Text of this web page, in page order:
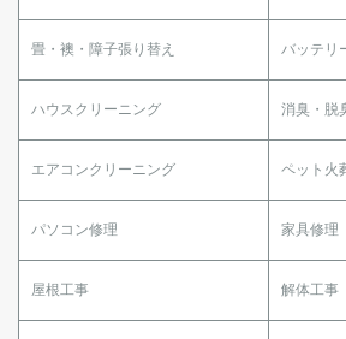
畳・襖・障子張り替え バッテリ
ハウスクリーニング 消臭・脱
エアコンクリーニング ペット火
パソコン修理 家具修理
屋根工事 解体工事